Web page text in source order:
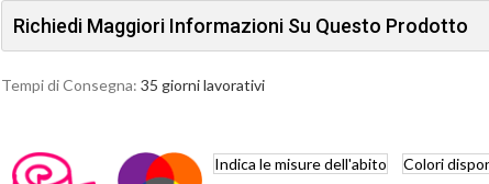
Richiedi Maggiori Informazioni Su Questo Prodotto
Tempi di Consegna: 35 giorni lavorativi
Indica le misure dell'abito Colori